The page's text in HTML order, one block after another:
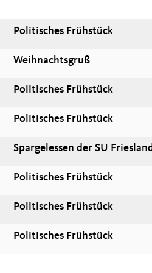
Politisches Frühstück
Weihnachtsgruß
Politisches Frühstück
Politisches Frühstück
Spargelessen der SU
Politisches Frühstück
Politisches Frühstück
Politisches Frühstück